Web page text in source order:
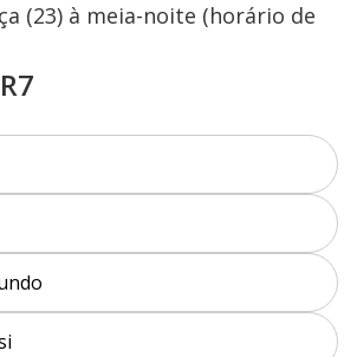
(23) à meia-noite (horário de